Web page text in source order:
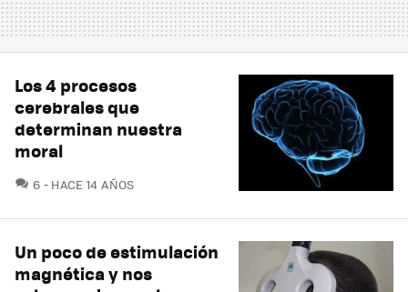
Los 4 procesos
cerebrales que
determinan nuestra
moral
6 COMENTARIOS
HACE 14 AÑOS
Un poco de estimulación
magnética y nos